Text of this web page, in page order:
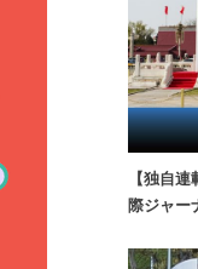
【独自
際ジャー